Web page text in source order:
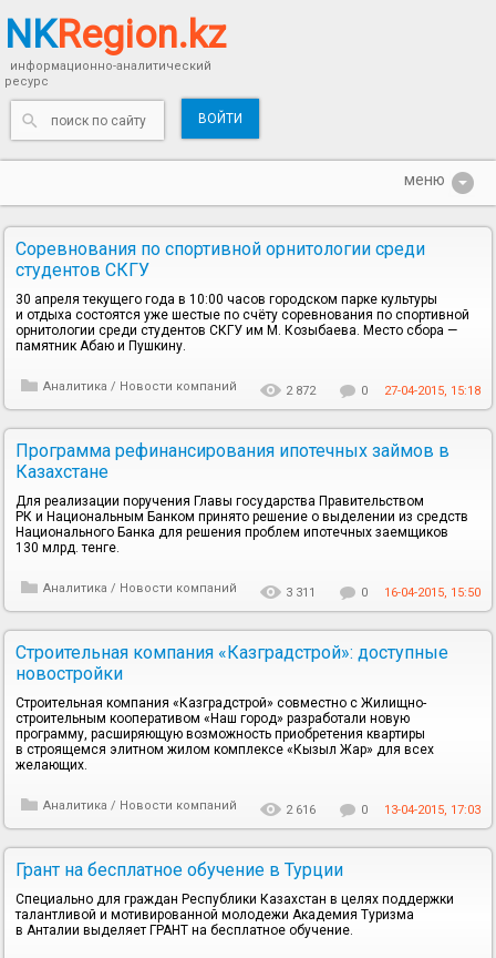
NKRegion.kz
информационно-аналитический
ресурс
ВОЙТИ
Cоревнования по спортивной орнитологии среди
студентов СКГУ
30 апреля текущего года в 10:00 часов городском парке культуры
и отдыха состоятся уже шестые по счёту соревнования по спортивной
орнитологии среди студентов СКГУ им М. Козыбаева. Место сбора —
памятник Абаю и Пушкину.
Аналитика / Новости компаний 2 872 0 27-04-2015, 15:18
Программа рефинансирования ипотечных займов в
Казахстане
Для реализации поручения Главы государства Правительством
РК и Национальным Банком принято решение о выделении из средств
Национального Банка для решения проблем ипотечных заемщиков
130 млрд. тенге.
Аналитика / Новости компаний 3 311 0 16-04-2015, 15:50
Строительная компания «Казградстрой»: доступные
новостройки
Строительная компания «Казградстрой» совместно с Жилищно-
строительным кооперативом «Наш город» разработали новую
программу, расширяющую возможность приобретения квартиры
в строящемся элитном жилом комплексе «Кызыл Жар» для всех
желающих.
Аналитика / Новости компаний 2 616 0 13-04-2015, 17:03
Грант на бесплатное обучение в Турции
Специально для граждан Республики Казахстан в целях поддержки
талантливой и мотивированной молодежи Академия Туризма
в Анталии выделяет ГРАНТ на бесплатное обучение.